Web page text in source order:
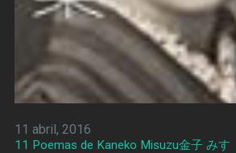
11 abril, 2016
11 Poemas de Kaneko Misuzu金子 みすゞ